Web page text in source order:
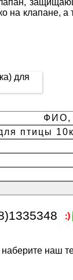
клапане, а
наберите наш